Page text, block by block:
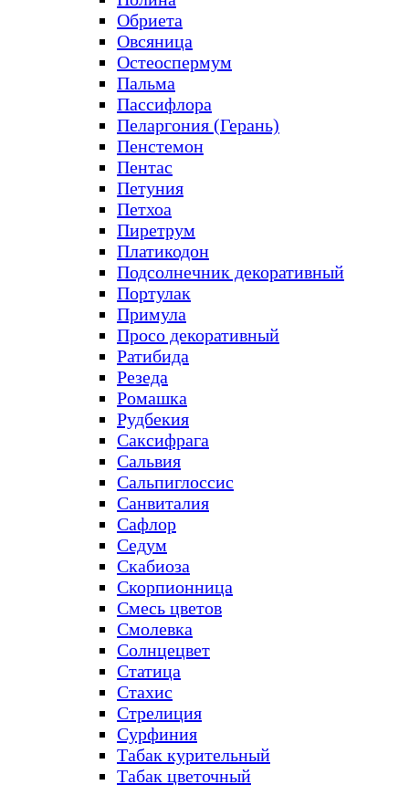
Обриета
Овсяница
Остеоспермум
Пальма
Пассифлора
Пеларгония (Герань)
Пенстемон
Пентас
Петуния
Петхоа
Пиретрум
Платикодон
Подсолнечник декоративный
Портулак
Примула
Просо декоративный
Ратибида
Резеда
Ромашка
Рудбекия
Саксифрага
Сальвия
Сальпиглоссис
Санвиталия
Сафлор
Седум
Скабиоза
Скорпионница
Смесь цветов
Смолевка
Солнцецвет
Статица
Стахис
Стрелиция
Сурфиния
Табак курительный
Табак цветочный